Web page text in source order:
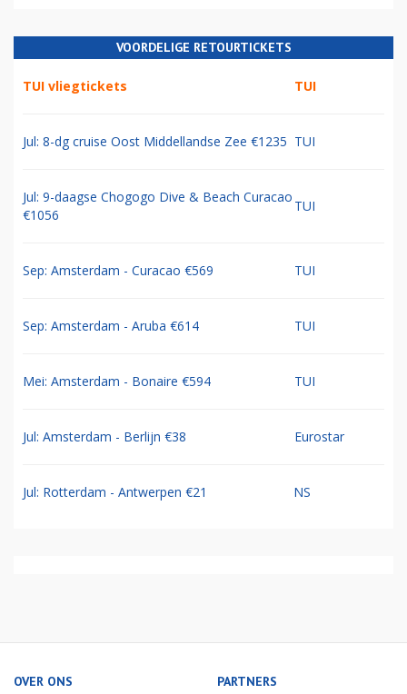
VOORDELIGE RETOURTICKETS
TUI vliegtickets TUI
Jul: 8-dg cruise Oost Middellandse Zee €1235 TUI
Jul: 9-daagse Chogogo Dive & Beach Curacao
€1056
TUI
Sep: Amsterdam - Curacao €569 TUI
Sep: Amsterdam - Aruba €614 TUI
Mei: Amsterdam - Bonaire €594 TUI
Jul: Amsterdam - Berlijn €38 Eurostar
Jul: Rotterdam - Antwerpen €21 NS
OVER ONS PARTNERS